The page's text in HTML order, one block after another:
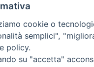
Livorno LI
cookie o
semplici",
policy.
su "accetta"